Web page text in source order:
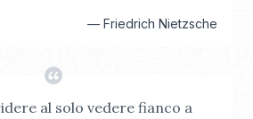
— Friedrich Nietzsche
al solo vedere fianco a